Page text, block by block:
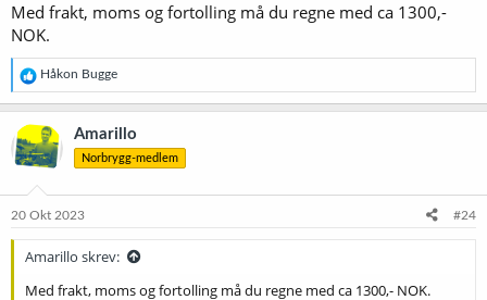
Med frakt, moms og fortolling må du regne med ca 1300,-
NOK.
R
e
a
k
s
j
e
Håkon Bugge
Amarillo
Norbrygg-medlem
20 Okt 2023 #24
Amarillo skrev:
Med frakt, moms og fortolling må du regne med ca 1300,- NOK.